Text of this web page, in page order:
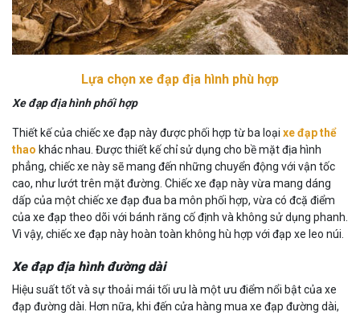
Lựa chọn xe đạp địa hình phù hợp
Xe đạp địa hình phối hợp
Thiết kế của chiếc xe đạp này được phối hợp từ ba loại xe đạp thể
thao khác nhau. Được thiết kế chỉ sử dụng cho bề mặt địa hình
phẳng, chiếc xe này sẽ mang đến những chuyển động với vận tốc
cao, như lướt trên mặt đường. Chiếc xe đạp này vừa mang dáng
dấp của một chiếc xe đạp đua ba môn phối hợp, vừa có đcặ điểm
của xe đạp theo dõi với bánh răng cố định và không sử dụng phanh.
Vì vậy, chiếc xe đạp này hoàn toàn không hù hợp với đạp xe leo núi.
Xe đạp địa hình đường dài
Hiệu suất tốt và sự thoải mái tối ưu là một ưu điểm nổi bật của xe
đạp đường dài. Hơn nữa, khi đến cửa hàng mua xe đạp đường dài,